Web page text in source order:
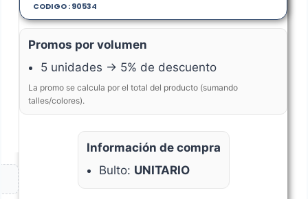
CODIGO : 90534
Promos por volumen
5 unidades → 5% de descuento
La promo se calcula por el total del producto (sumando
talles/colores).
Información de compra
Bulto: UNITARIO